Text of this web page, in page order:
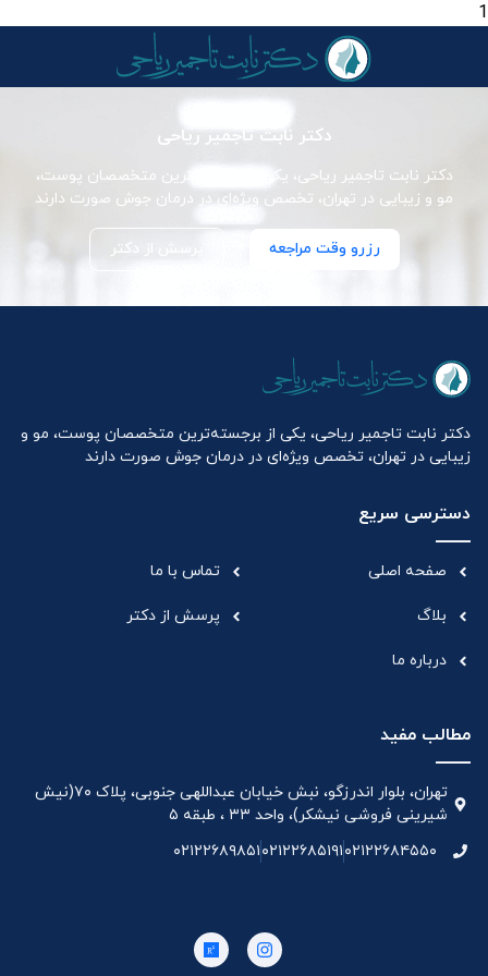
1
دکتر نابت تاجمیر ریاحی
دکتر نابت تاجمیر ریاحی، یکی از برجسته‌ترین متخصصان پوست،
مو و زیبایی در تهران، تخصص ویژه‌ای در درمان جوش صورت دارند
رزرو وقت مراجعه پرسش از دکتر
دکتر نابت تاجمیر ریاحی، یکی از برجسته‌ترین متخصصان پوست، مو و
زیبایی در تهران، تخصص ویژه‌ای در درمان جوش صورت دارند
دسترسی سریع
صفحه اصلی
بلاگ
درباره ما
تماس با ما
پرسش از دکتر
مطالب مفید
تهران، بلوار اندرزگو، نبش خیابان عبداللهی جنوبی، پلاک ۷۰(نیش
شیرینی فروشی نیشکر)، واحد ۳۳ ، طبقه ۵
۰۲۱۲۲۶۸۴۵۵۰۰۲۱۲۲۶۸۵۱۹۱۰۲۱۲۲۶۸۹۸۵۱